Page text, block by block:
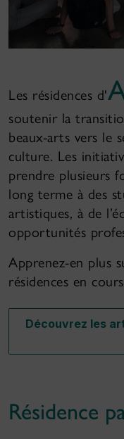
Les résidences d'
soutenir la
beaux-arts vers le
culture. Les
prendre plusieurs
long terme à des
artistiques, à de
opportunités
Apprenez-en plus
résidences en
Découvrez les
Résidence